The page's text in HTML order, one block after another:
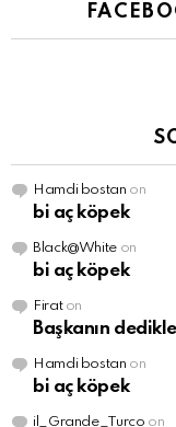
Hamdi bostan on
bi aç köpek
Black@White on
bi aç köpek
Firaton
Başkanın
Hamdi bostan on
bi aç köpek
il_Grande_Turco on